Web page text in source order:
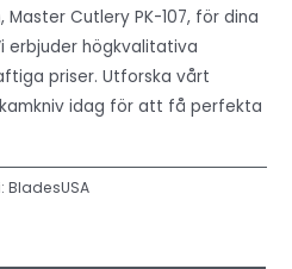
Cutlery PK-107, för dina
erbjuder högkvalitativa
priser. Utforska vårt
idag för att få perfekta
BladesUSA